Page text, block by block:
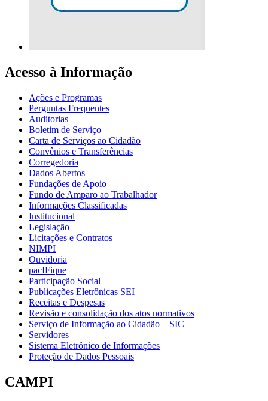
Acesso à Informação
Ações e Programas
Perguntas Frequentes
Auditorias
Boletim de Serviço
Carta de Serviços ao Cidadão
Convênios e Transferências
Corregedoria
Dados Abertos
Fundações de Apoio
Fundo de Amparo ao Trabalhador
Informações Classificadas
Institucional
Legislação
Licitações e Contratos
NIMPI
Ouvidoria
pacIFique
Participação Social
Publicações Eletrônicas SEI
Receitas e Despesas
Revisão e consolidação dos atos normativos
Serviço de Informação ao Cidadão – SIC
Servidores
Sistema Eletrônico de Informações
Proteção de Dados Pessoais
CAMPI